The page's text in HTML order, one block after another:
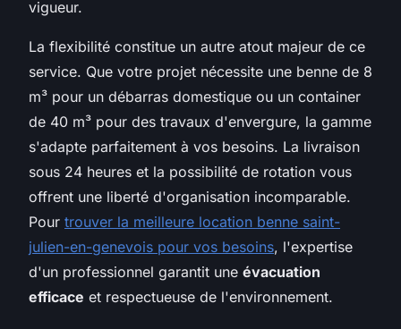
vigueur.
La flexibilité constitue un autre atout majeur de ce
service. Que votre projet nécessite une benne de 8
m³ pour un débarras domestique ou un container
de 40 m³ pour des travaux d'envergure, la gamme
s'adapte parfaitement à vos besoins. La livraison
sous 24 heures et la possibilité de rotation vous
offrent une liberté d'organisation incomparable.
Pour trouver la meilleure location benne saint-
julien-en-genevois pour vos besoins, l'expertise
d'un professionnel garantit une évacuation
efficace et respectueuse de l'environnement.